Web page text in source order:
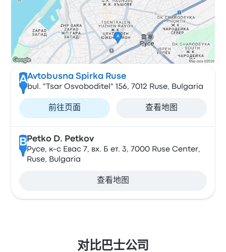
AAvtobusna Spirka Ruse
bul. "Tsar Osvoboditel" 156, 7012 Ruse, Bulgaria
前往页面 查看地图
B Petko D. Petkov
Русе, к-с Евас 7, вх. Б ет. 3, 7000 Ruse Center,
Ruse, Bulgaria
查看地图
对比巴士公司